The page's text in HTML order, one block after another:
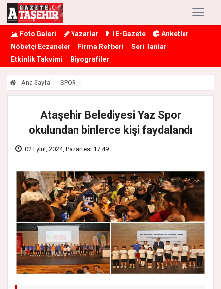
Foto Galeri Yazarlar E-Gazete
Anketler
Nöbetçi Eczaneler
Firma Rehberi
Seri İlanlar
Etkinlik Takvimi
Biyografiler
Ana Sayfa SPOR
Ataşehir Belediyesi Yaz Spor
okulundan binlerce kişi faydalandı
02 Eylül, 2024, Pazartesi 17:49